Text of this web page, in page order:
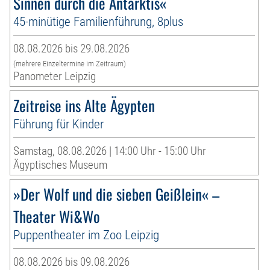
45-minütige Familienführung, 8plus
08.08.2026 bis 29.08.2026
(mehrere Einzeltermine im Zeitraum)
Panometer Leipzig
Zeitreise ins Alte Ägypten
Führung für Kinder
Samstag, 08.08.2026 | 14:00 Uhr - 15:00 Uhr
Ägyptisches Museum
»Der Wolf und die sieben Geißlein« –
Theater Wi&Wo
Puppentheater im Zoo Leipzig
08.08.2026 bis 09.08.2026